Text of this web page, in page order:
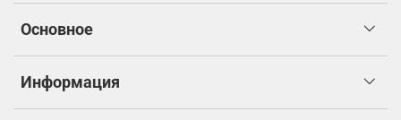
Основное
Информация